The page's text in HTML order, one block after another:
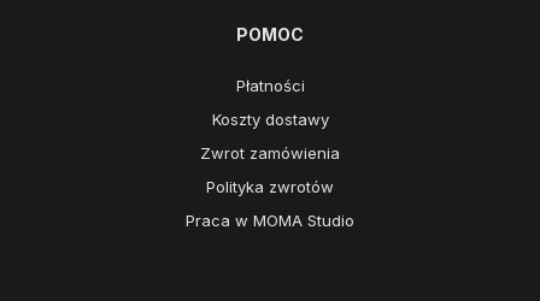
POMOC
Płatności
Koszty dostawy
Zwrot zamówienia
Polityka zwrotów
Praca w MOMA Studio